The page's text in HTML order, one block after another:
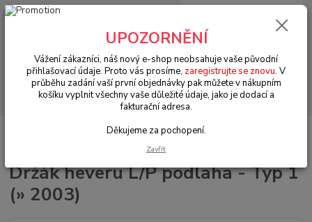
Menu
Hledat
+420 602 330 329
0 Kč
VW Brouk Typ 1 (1938 » 03)
Karosářské díly (Karosseridele)
Držák heveru L/P podlaha - Typ 1
(» 2003)
UPOZORNĚNÍ
Vážení zákazníci, náš nový e-shop neobsahuje vaše původní
přihlašovací údaje. Proto vás prosíme, zaregistrujte se znovu. V
průběhu zadání vaší první objednávky pak můžete v nákupním
košíku vyplnit všechny vaše důležité údaje, jako je dodací a
fakturační adresa.
Děkujeme za pochopení.
Zavřít